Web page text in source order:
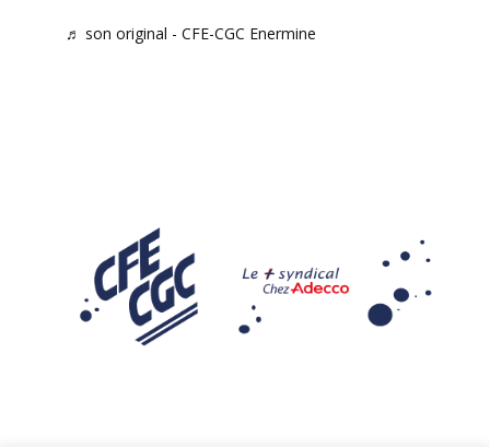
♬ son original - CFE-CGC Enermine